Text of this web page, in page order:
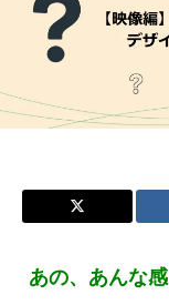
あの、あんな